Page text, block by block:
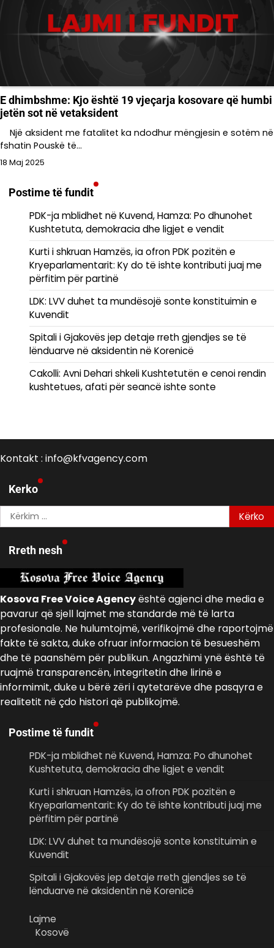
E dhimbshme: Kjo është 19 vjeçarja kosovare që humbi
jetën sot në vetaksident
Një aksident me fatalitet ka ndodhur mëngjesin e sotëm në
fshatin Pouskë të…
18 Maj 2025
Postime të fundit
PDK-ja mblidhet në Kuvend, Hamza: Po dhunohet
Kushtetuta, demokracia dhe ligjet e vendit
Kurti i shkruan Hamzës, ia ofron PDK pozitën e
Kryeparlamentarit: Ky do të ishte kontributi juaj me
përfitim për partinë
LDK: LVV duhet ta mundësojë sonte konstituimin e
Kuvendit
Spitali i Gjakovës jep detaje rreth gjendjes se të
lënduarve në aksidentin në Korenicë
Cakolli: Avni Dehari shkeli Kushtetutën e cenoi rendin
kushtetues, afati për seancë ishte sonte
Kontakt : info@kfvagency.com
Kerko
Kërko
për:
Rreth nesh
Kosova Free Voice Agencyështë agjenci dhe media e
pavarur që sjell lajmet me standarde më të larta
profesionale. Ne hulumtojmë, verifikojmë dhe raportojmë
fakte të sakta, duke ofruar informacion të besueshëm
dhe të paanshëm për publikun. Angazhimi ynë është të
ruajmë transparencën, integritetin dhe lirinë e
informimit, duke u bërë zëri i qytetarëve dhe pasqyra e
realitetit në çdo histori që publikojmë.
Postime të fundit
PDK-ja mblidhet në Kuvend, Hamza: Po dhunohet
Kushtetuta, demokracia dhe ligjet e vendit
Kurti i shkruan Hamzës, ia ofron PDK pozitën e
Kryeparlamentarit: Ky do të ishte kontributi juaj me
përfitim për partinë
LDK: LVV duhet ta mundësojë sonte konstituimin e
Kuvendit
Spitali i Gjakovës jep detaje rreth gjendjes se të
lënduarve në aksidentin në Korenicë
Lajme
Kosovë